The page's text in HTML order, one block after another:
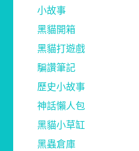
小故事
黑貓開箱
黑貓打遊戲
騙讚筆記
歷史小故事
神話懶人包
黑貓小草缸
黑蟲倉庫